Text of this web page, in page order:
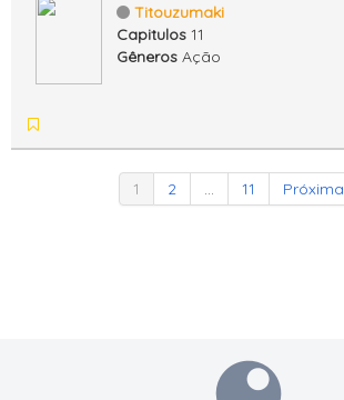
Titouzumaki
Capitulos 11
Gêneros Ação
1 2 ... 11 Próxima